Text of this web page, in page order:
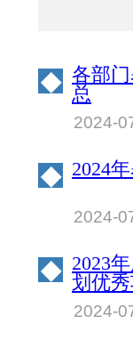
◆ 各部
总
2024-
◆ 2024
2024-
◆ 2023
划优
2024-